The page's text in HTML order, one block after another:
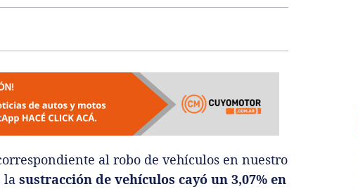
al robo de vehículos en nuestro
la sustracción de vehículos cayó un 3,07% en